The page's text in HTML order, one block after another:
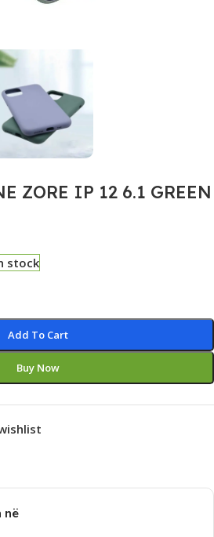
ZORE IP 12 6.1 GREEN
stock
Add To Cart
Buy Now
në